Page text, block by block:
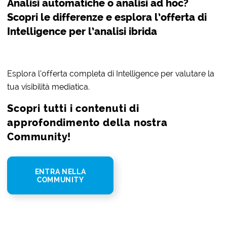
Analisi automatiche o analisi ad hoc?
Scopri le differenze e esplora l’offerta di
Intelligence per l’analisi ibrida
Esplora l’offerta completa di Intelligence per valutare la
tua visibilità mediatica.
Scopri tutti i contenuti di
approfondimento della nostra
Community!
ENTRA NELLA
COMMUNITY